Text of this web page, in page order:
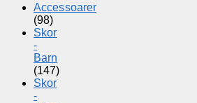
Accessoarer
(98)
Skor
-
Barn
(147)
Skor
-